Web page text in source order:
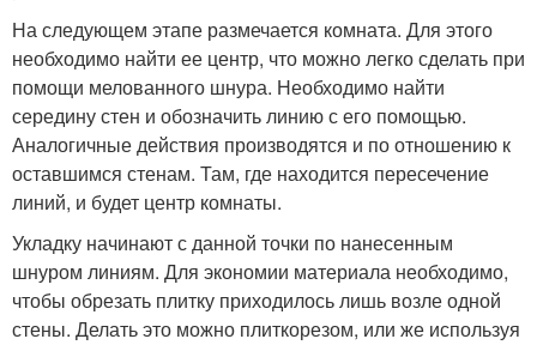
На следующем этапе размечается комната. Для этого
необходимо найти ее центр, что можно легко сделать при
помощи мелованного шнура. Необходимо найти
середину стен и обозначить линию с его помощью.
Аналогичные действия производятся и по отношению к
оставшимся стенам. Там, где находится пересечение
линий, и будет центр комнаты.
Укладку начинают с данной точки по нанесенным
шнуром линиям. Для экономии материала необходимо,
чтобы обрезать плитку приходилось лишь возле одной
стены. Делать это можно плиткорезом, или же используя